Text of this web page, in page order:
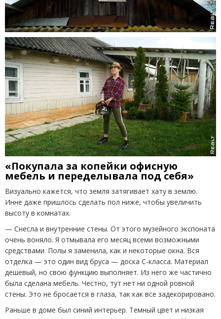
«Покупала за копейки офисную
мебель и переделывала под себя»
Визуально кажется, что земля затягивает хату в землю.
Инне даже пришлось сделать пол ниже, чтобы увеличить
высоту в комнатах.
— Снесла и внутренние стены. От этого музейного экспоната
очень воняло. Я отмывала его месяц всеми возможными
средствами. Полы я заменила, как и некоторые окна. Вся
отделка — это один вид бруса — доска С-класса. Материал
дешевый, но свою функцию выполняет. Из него же частично
была сделана мебель. Честно, тут нет ни одной ровной
стены. Это не бросается в глаза, так как все задекорировано.
Раньше в доме был синий интерьер. Темный цвет и низкая